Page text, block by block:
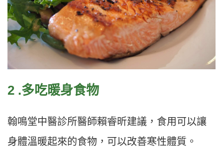
2 .多吃暖身食物
翰鳴堂中醫診所醫師賴睿昕建議，食用可以讓
身體溫暖起來的食物，可以改善寒性體質。